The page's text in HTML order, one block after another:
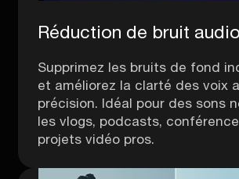
Réduction de bruit
Supprimez les bruits de fond
et améliorez la clarté des voix
précision. Idéal pour des sons
les vlogs, podcasts,
projets vidéo pros.